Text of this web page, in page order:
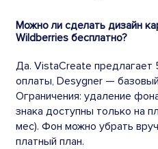
Можно ли сделать дизайн
Wildberries бесплатно?
Да. VistaCreate
оплаты, Desygner —
Ограничения: удаление
знака доступны только на
мес). Фон можно убрать
платный план.